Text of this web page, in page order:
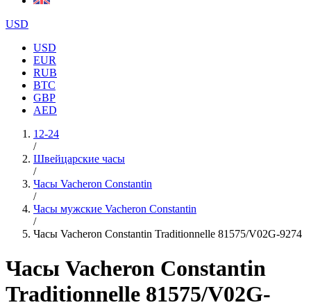
USD
USD
EUR
RUB
BTC
GBP
AED
12-24
/
Швейцарские часы
/
Часы Vacheron Constantin
/
Часы мужские Vacheron Constantin
/
Часы Vacheron Constantin Traditionnelle 81575/V02G-9274
Часы Vacheron Constantin
Traditionnelle 81575/V02G-